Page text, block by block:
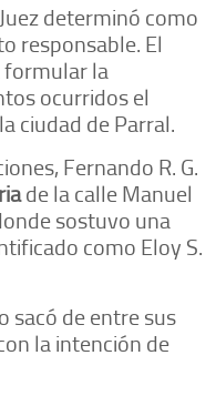
determinó como
responsable. El
formular la
ocurridos el
ciudad de Parral.
Fernando R. G.
de la calle Manuel
sostuvo una
como Eloy S.
sacó de entre sus
la intención de